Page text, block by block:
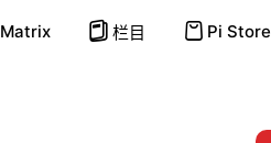
Matrix 栏目 Pi Store